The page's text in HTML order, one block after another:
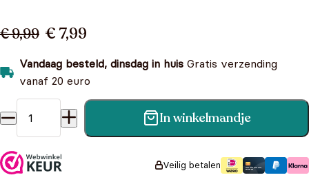
€ 9,99 € 7,99
Vandaag besteld, dinsdag in huis Gratis verzending
vanaf 20 euro
Kleuren met water - De bouwplaats aantal
In winkelmandje
Veilig betalen